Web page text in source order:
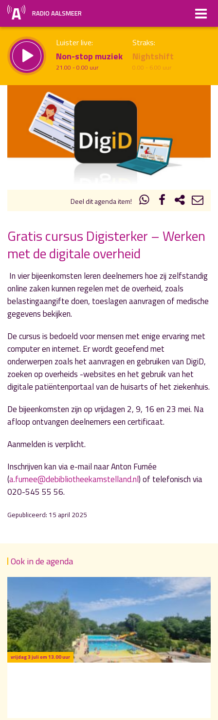
RADIO AALSMEER
Luister live:
Non-stop muziek
21.00 - 0.00 uur
Straks:
Nightshift
0.00 - 6.00 uur
Vorig uur
Deel dit agenda item!
Locatie:
Bibliotheek , Marktstraat 19, Aalsmeer
Aanvang:
Vrijdag 2 mei om 10.00 uur
Einde:
Vrijdag 2 mei om 12.00 uur
Entree:
gratis
Gratis cursus Digisterker – Werken
met de digitale overheid
In vier bijeenkomsten leren deelnemers hoe zij zelfstandig
online zaken kunnen regelen met de overheid, zoals
belastingaangifte doen, toeslagen aanvragen of medische
gegevens bekijken.
De cursus is bedoeld voor mensen met enige ervaring met
computer en internet. Er wordt geoefend met
onderwerpen zoals het aanvragen en gebruiken van DigiD,
zoeken op overheids -websites en het gebruik van het
digitale patiëntenportaal van de huisarts of het ziekenhuis.
De bijeenkomsten zijn op vrijdagen 2, 9, 16 en 23 mei. Na
afloop ontvangen deelnemers een certificaat.
Aanmelden is verplicht.
Inschrijven kan via e-mail naar Anton Furnée
(a.furnee@debibliotheekamstelland.nl) of telefonisch via
020-545 55 56.
Gepubliceerd: 15 april 2025
Ook in de agenda
vrijdag 3 juli om 13.00 uur